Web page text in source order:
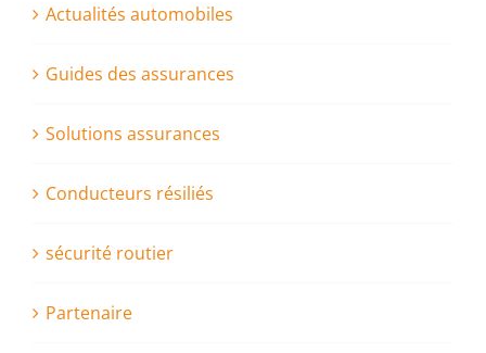
Actualités automobiles
Guides des assurances
Solutions assurances
Conducteurs résiliés
sécurité routier
Partenaire